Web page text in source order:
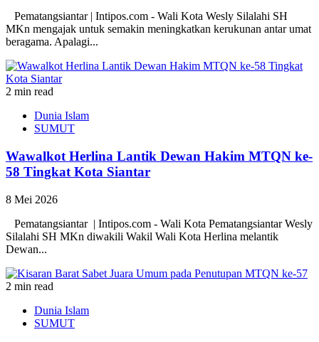
Pematangsiantar | Intipos.com - Wali Kota Wesly Silalahi SH
MKn mengajak untuk semakin meningkatkan kerukunan antar umat
beragama. Apalagi...
2 min read
Dunia Islam
SUMUT
Wawalkot Herlina Lantik Dewan Hakim MTQN ke-
58 Tingkat Kota Siantar
8 Mei 2026
‎ Pematangsiantar | Intipos.com - Wali Kota Pematangsiantar Wesly
Silalahi SH MKn diwakili Wakil Wali Kota Herlina melantik
Dewan...
2 min read
Dunia Islam
SUMUT